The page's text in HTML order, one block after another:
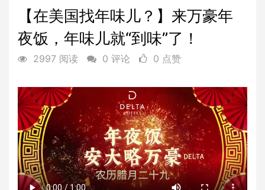
【在美国找年味儿？】来万豪年
夜饭，年味儿就“到味”了！
2997 阅读 0 评论 0 点赞
t
i
o
n